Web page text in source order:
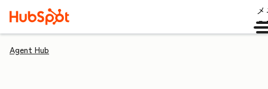
Agent Hub